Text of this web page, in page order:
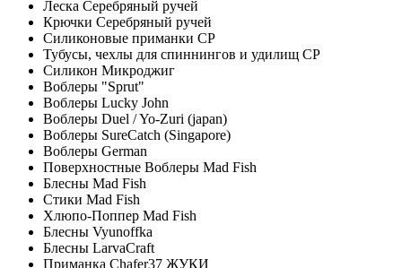
Леска Серебряный ручей
Крючки Серебряный ручей
Силиконовые приманки СР
Тубусы, чехлы для спиннингов и удилищ СР
Силикон Микроджиг
Воблеры "Sprut"
Воблеры Lucky John
Воблеры Duel / Yo-Zuri (japan)
Воблеры SureCatch (Singapore)
Воблеры German
Поверхностные Воблеры Mad Fish
Блесны Mad Fish
Стики Mad Fish
Хлюпо-Поппер Mad Fish
Блесны Vyunoffka
Блесны LarvaCraft
Приманка Chafer37 ЖУКИ